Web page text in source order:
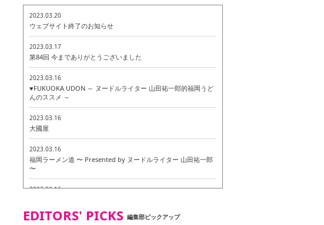
2023.03.20
ウェブサイト終了のお知らせ
2023.03.17
第84回 今までありがとうございました
2023.03.16
♥FUKUOKA UDON ～ ヌードルライター 山田祐一郎的福岡うど
んのススメ ～
2023.03.16
大國屋
2023.03.16
福岡ラーメン道 〜 Presented by ヌードルライター 山田祐一郎
〜
2023.03.16
2023.03.07
EDITORS' PICKS 編集部ピックアップ